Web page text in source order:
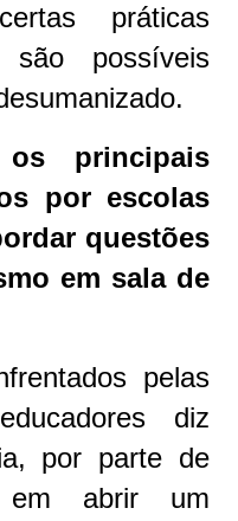
práticas
possíveis
principais
por escolas
questões
em sala de
pelas
diz
por parte de
em abrir um